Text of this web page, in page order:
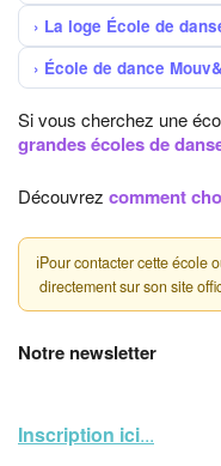
La loge École de
École de dance
Si vous cherchez une
grandes écoles de
Découvrez comment
ℹPour contacter cette école
directement sur son site
Notre newsletter
Inscription ici...